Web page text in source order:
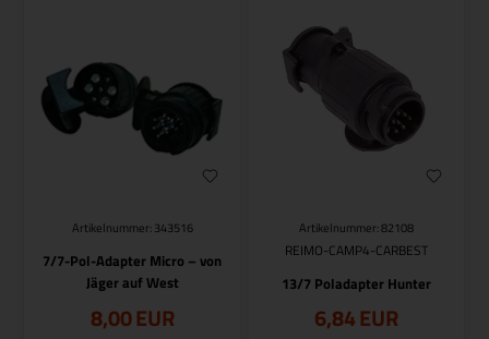
Artikelnummer: 343516
7/7-Pol-Adapter Micro – von
Jäger auf West
8,00EUR
Artikelnummer: 82108
REIMO-CAMP4-CARBEST
13/7 Poladapter Hunter
6,84EUR